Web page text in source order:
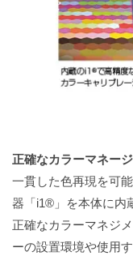
正確なカラーマネー
一貫した色再現を可
器「i1®」を本体に内
正確なカラーマネジ
ーの設置環境や使用